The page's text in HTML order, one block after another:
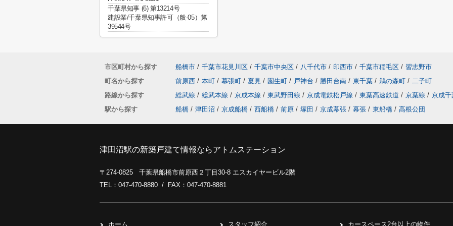
千葉県知事 (6) 第13214号
建設業/千葉県知事許可（般-05）第
39544号
市区町村から探す 船橋市 / 千葉市花見川区 / 千葉市中央区 / 八千代市 / 印西市 / 千葉市稲毛区 / 習志野市
町名から探す
前原西 / 本町 / 幕張町 / 夏見 / 園生町 / 戸神台 / 勝田台南 / 東千葉 / 鵜の森町 / 二子町
路線から探す
総武線 / 総武本線 / 京成本線 / 東武野田線 / 京成電鉄松戸線 / 東葉高速鉄道 / 京葉線 / 京成千
駅から探す
船橋 / 津田沼 / 京成船橋 / 西船橋 / 前原 / 塚田 / 京成幕張 / 幕張 / 東船橋 / 高根公団
津田沼駅の新築戸建て情報ならアトムステーション
〒274-0825 千葉県船橋市前原西２丁目30-8 エスカイヤービル2階
TEL：047-470-8880 / FAX：047-470-8881
ホーム スタッフ紹介 カースペース2台以上の物件